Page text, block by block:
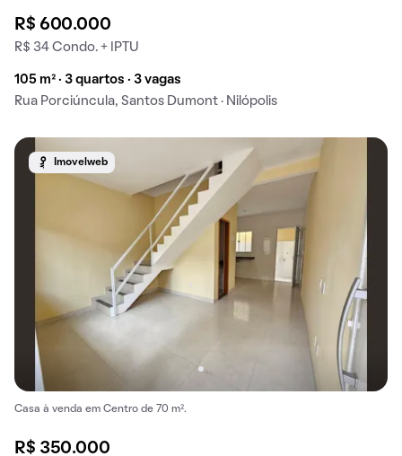
R$ 600.000
R$ 34 Condo. + IPTU
105 m² · 3 quartos · 3 vagas
Rua Porciúncula, Santos Dumont · Nilópolis
Imovelweb
Casa à venda em Centro de 70 m².
R$ 350.000